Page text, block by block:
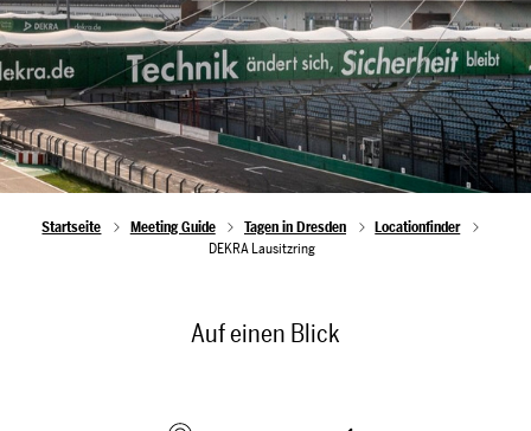
Startseite Meeting Guide Tagen in Dresden
Locationfinder
DEKRA Lausitzring
Auf einen Blick